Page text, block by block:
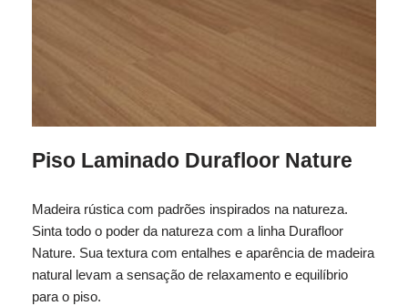
Piso Laminado Durafloor Nature
Madeira rústica com padrões inspirados na natureza.
Sinta todo o poder da natureza com a linha Durafloor
Nature. Sua textura com entalhes e aparência de madeira
natural levam a sensação de relaxamento e equilíbrio
para o piso.